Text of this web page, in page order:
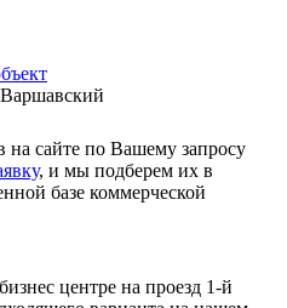
сайте по Вашему запросу
, и мы подберем их в
базе коммерческой
центре на проезд 1-й